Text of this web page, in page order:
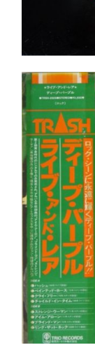
Deep
Ajouter au